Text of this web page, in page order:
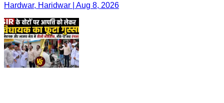
Hardwar, Haridwar | Aug 8, 2026